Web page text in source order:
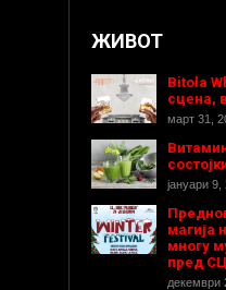
ЖИВОТ
Bitola
сцена,
март 31,
јануари 9,
магија
многу
пред СЦ
декември